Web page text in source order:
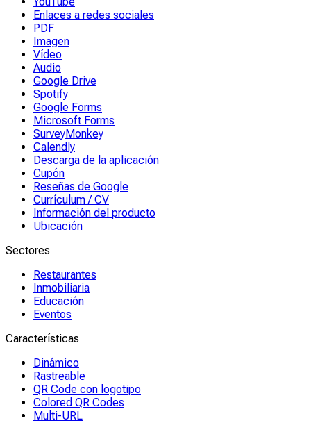
Enlaces a redes sociales
PDF
Imagen
Vídeo
Audio
Google Drive
Spotify
Google Forms
Microsoft Forms
SurveyMonkey
Calendly
Descarga de la aplicación
Cupón
Reseñas de Google
Currículum / CV
Información del producto
Ubicación
Sectores
Restaurantes
Inmobiliaria
Educación
Eventos
Características
Dinámico
Rastreable
QR Code con logotipo
Colored QR Codes
Multi-URL